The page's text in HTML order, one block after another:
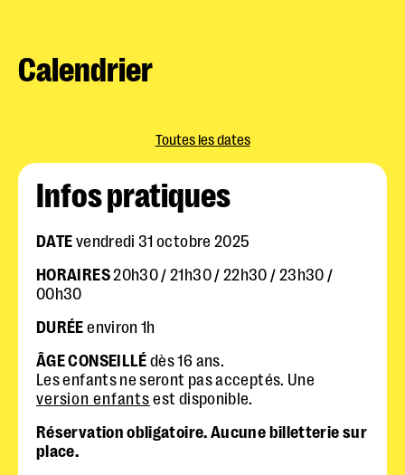
Calendrier
Toutes les dates
Infos pratiques
DATE vendredi 31 octobre 2025
HORAIRES20h30 / 21h30 / 22h30 / 23h30 /
00h30
DURÉE environ 1h
ÂGE CONSEILLÉdès 16 ans.
Les enfants ne seront pas acceptés. Une
version enfants est disponible.
Réservation obligatoire. Aucune billetterie sur
place.